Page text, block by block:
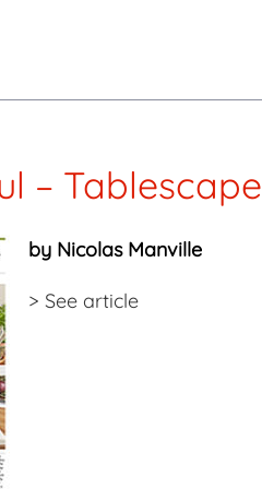
– Tablescape
by Nicolas Manville
> See article